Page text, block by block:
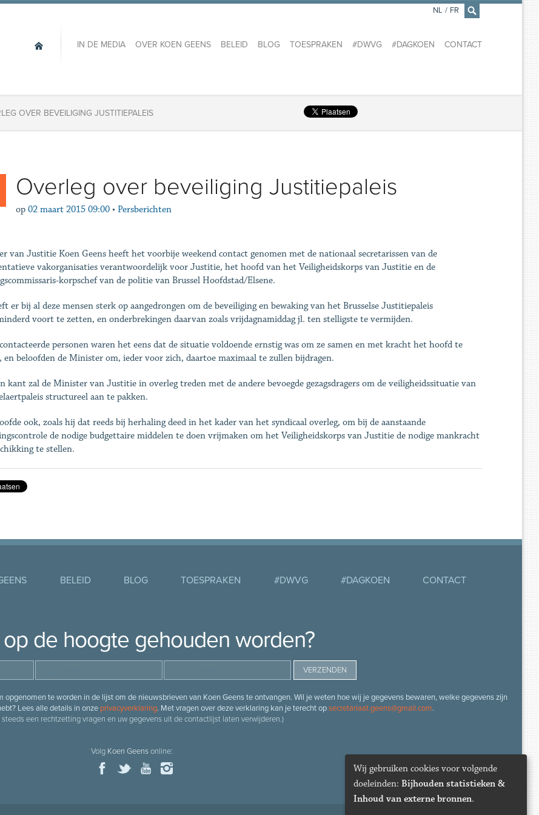
×
IN DE MEDIA OVER KOEN GEENS BELEID BLOG TOESPRAKEN #DWVG #DAGKOEN CONTACT
NL / FR
OVER BEVEILIGING JUSTITIEPALEIS
Overleg over beveiliging Justitiepaleis
op 02 maart 2015 09:00 • Persberichten
van Justitie Koen Geens heeft het voorbije weekend contact genomen met de nationaal secretarissen van de
vakorganisaties verantwoordelijk voor Justitie, het hoofd van het Veiligheidskorps van Justitie en de
korpschef van de politie van Brussel Hoofdstad/Elsene.
er bij al deze mensen sterk op aangedrongen om de beveiliging en bewaking van het Brusselse Justitiepaleis
voort te zetten, en onderbrekingen daarvan zoals vrijdagnamiddag jl. ten stelligste te vermijden.
personen waren het eens dat de situatie voldoende ernstig was om ze samen en met kracht het hoofd te
en beloofden de Minister om, ieder voor zich, daartoe maximaal te zullen bijdragen.
kant zal de Minister van Justitie in overleg treden met de andere bevoegde gezagsdragers om de veiligheidssituatie van
structureel aan te pakken.
ook, zoals hij dat reeds bij herhaling deed in het kader van het syndicaal overleg, om bij de aanstaande
de nodige budgettaire middelen te doen vrijmaken om het Veiligheidskorps van Justitie de nodige mankracht
te stellen.
BELEID BLOG TOESPRAKEN #DWVG #DAGKOEN CONTACT
de hoogte gehouden worden?
te worden in de lijst om de nieuwsbrieven van Koen Geens te ontvangen. Wil je weten hoe wij je gegevens bewaren, welke gegevens zijn
Lees alle details in onze privacyverklaring. Met vragen over deze verklaring kan je terecht opsecretariaat.geens@gmail.com.
steeds een rechtzetting vragen en uw gegevens uit de contactlijst laten verwijderen.)
Volg Koen Geensonline:
Wij gebruiken cookies voor volgende
doeleinden: Bijhouden statistieken &
Inhoud van externe bronnen.